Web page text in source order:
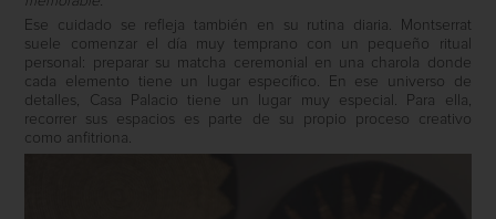
Ese cuidado se refleja también en su rutina diaria. Montserrat
suele comenzar el día muy temprano con un pequeño ritual
personal: preparar su matcha ceremonial en una charola donde
cada elemento tiene un lugar específico. En ese universo de
detalles, Casa Palacio tiene un lugar muy especial. Para ella,
recorrer sus espacios es parte de su propio proceso creativo
como anfitriona.